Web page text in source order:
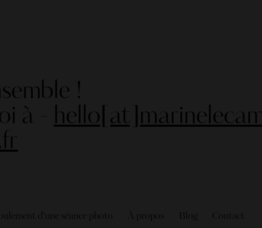
!
à -
d’une séance photo À propos Blog Contact